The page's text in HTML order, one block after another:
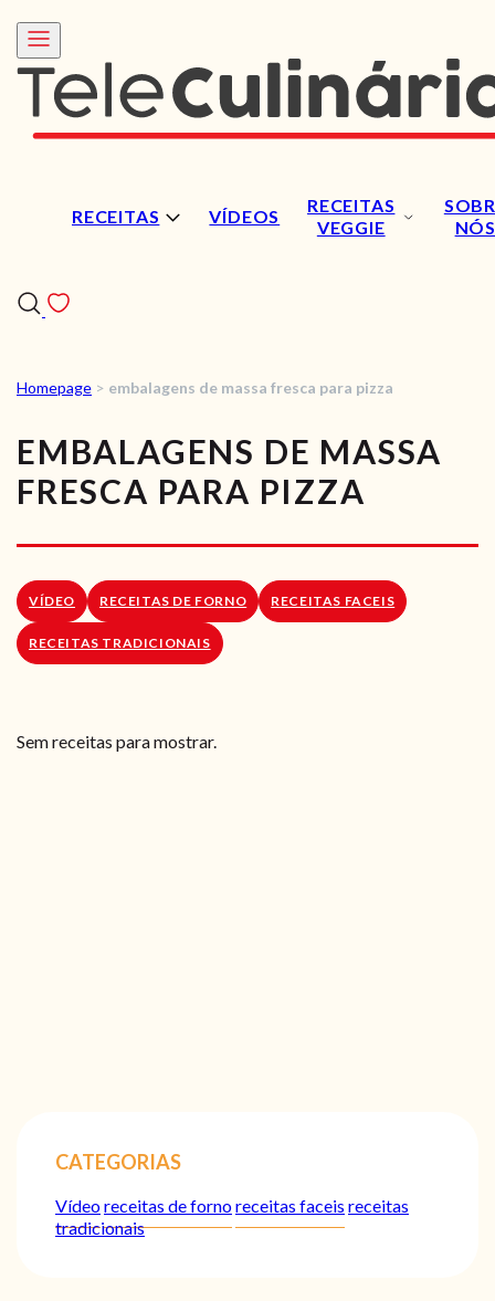
RECEITAS VÍDEOS
RECEITAS
VEGGIE
NÓS
RECEITAS
VÍDEOS
RECEITAS VEGGIE
LOJA ONLINE
Homepage > embalagens de massa fresca para pizza
EMBALAGENS DE MASSA
FRESCA PARA PIZZA
VÍDEO RECEITAS DE FORNO RECEITAS FACEIS
RECEITAS TRADICIONAIS
Sem receitas para mostrar.
CATEGORIAS
Vídeoreceitas de fornoreceitas faceis receitas
tradicionais